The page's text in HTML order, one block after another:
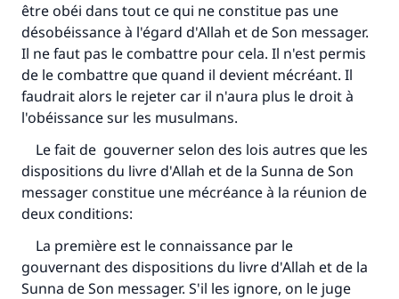
être obéi dans tout ce qui ne constitue pas une
désobéissance à l'égard d'Allah et de Son messager.
Il ne faut pas le combattre pour cela. Il n'est permis
de le combattre que quand il devient mécréant. Il
faudrait alors le rejeter car il n'aura plus le droit à
l'obéissance sur les musulmans.
Le fait de gouverner selon des lois autres que les
dispositions du livre d'Allah et de la Sunna de Son
messager constitue une mécréance à la réunion de
deux conditions:
La première est le connaissance par le
gouvernant des dispositions du livre d'Allah et de la
Sunna de Son messager. S'il les ignore, on le juge